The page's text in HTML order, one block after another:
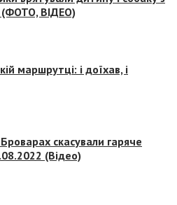
(ФОТО, ВІДЕО)
маршрутці: і доїхав, і
скасували гаряче
(Відео)